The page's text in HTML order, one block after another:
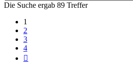
Die Suche ergab 89 Treffer
1
2
3
4